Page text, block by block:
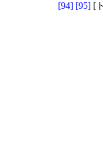
[94] [95] [